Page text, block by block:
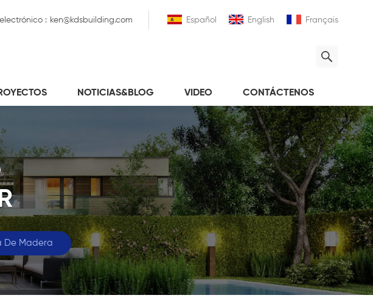
Español English Français
: ken@kdsbuilding.com
NOTICIAS&BLOG VIDEO CONTÁCTENOS
De Madera